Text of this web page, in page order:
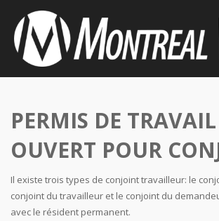
PERMIS DE TRAVAIL
OUVERT POUR
Il existe trois types de conjoint travailleur: le
conjoint du travailleur et le conjoint du
avec le résident permanent.